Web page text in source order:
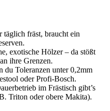
täglich fräst, braucht ein
exotische Hölzer – da stößt
ihre Grenzen.
du Toleranzen unter 0,2mm
oder Profi-Bosch.
im Frästisch gibt’s
Triton oder obere Makita).